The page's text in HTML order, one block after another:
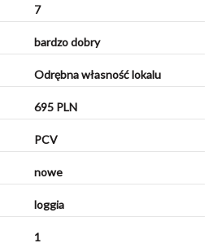
7
bardzo dobry
Odrębna własność lokalu
695 PLN
PCV
nowe
loggia
1